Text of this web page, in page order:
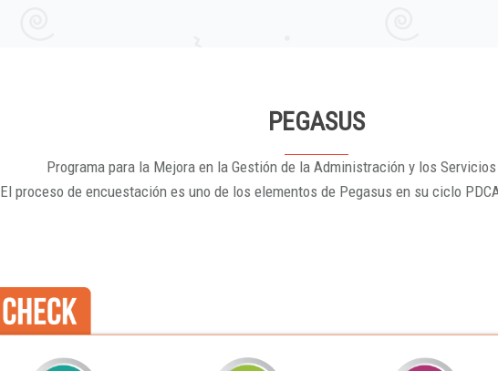
PEGASUS
Programa para la Mejora en la Gestión de la Administración y los
El proceso de encuestación es uno de los elementos de Pegasus en su ciclo